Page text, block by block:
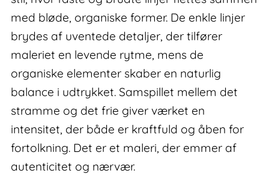
med bløde, organiske former. De enkle linjer
brydes af uventede detaljer, der tilfører
maleriet en levende rytme, mens de
organiske elementer skaber en naturlig
balance i udtrykket. Samspillet mellem det
stramme og det frie giver værket en
intensitet, der både er kraftfuld og åben for
fortolkning. Det er et maleri, der emmer af
autenticitet og nærvær.